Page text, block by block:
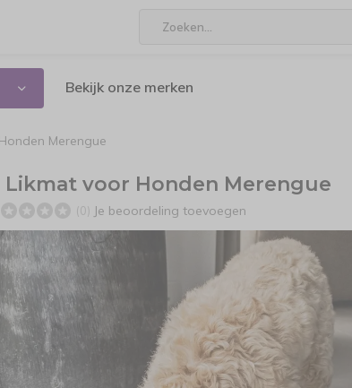
Bekijk onze merken
Merengue
Likmat voor Honden Merengue
(0) Je beoordeling toevoegen